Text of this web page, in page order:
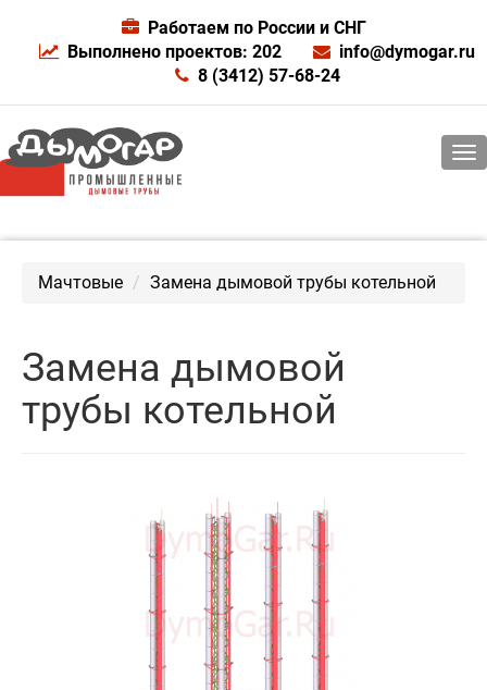
Работаем по России и СНГ
Выполнено проектов: 202
info@dymogar.ru
8 (3412) 57-68-24
Мачтовые Замена дымовой трубы котельной
Замена дымовой
трубы котельной